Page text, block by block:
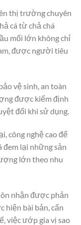
thị trường chuyên
cá từ chả chá
mối lớn không chỉ
được người tiêu
vệ sinh, an toàn
được kiểm định
đối khi sử dụng.
công nghệ cao để
đem lại những sản
lớn theo nhu
nhận được phản
hiện bài bản, cẩn
việc ướp gia vị sao